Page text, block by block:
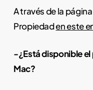
A través de la
Propiedaden este
-¿Está disponible
Mac?